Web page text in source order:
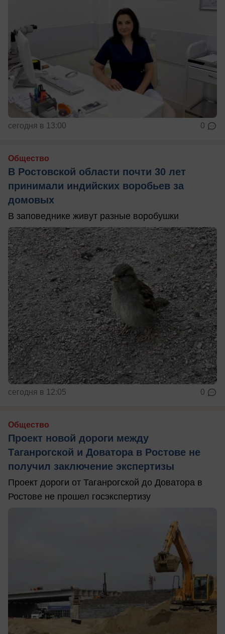
сегодня в 13:00 0
Общество
В Ростовской области почти 30 лет
принимали индийских воробьев за
домовых
В заповеднике живут разные воробушки
сегодня в 12:05 0
Общество
Проект новой дороги между
Таганрогской и Доватора в Ростове не
получил заключение экспертизы
Проект дороги от Таганрогской до Доватора в
Ростове не прошел госэкспертизу